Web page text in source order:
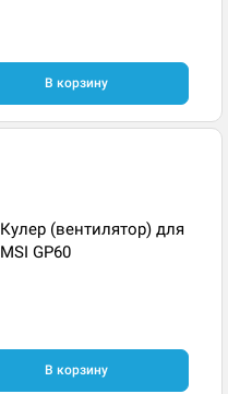
В корзину
Кулер (вентилятор) для
MSI GP60
В корзину